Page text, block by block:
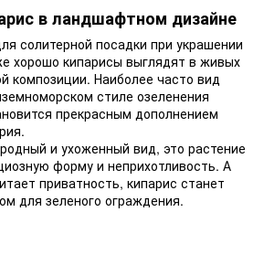
в ландшафтном дизайне
солитерной посадки при украшении
хорошо кипарисы выглядят в живых
композиции. Наиболее часто вид
стиле озеленения
прекрасным дополнением
и ухоженный вид, это растение
форму и неприхотливость. А
приватность, кипарис станет
для зеленого ограждения.